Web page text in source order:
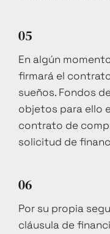
05
En algún
firmará el
sueños. Fondos
objetos para ello
contrato de
solicitud de
06
Por su propia
cláusula de